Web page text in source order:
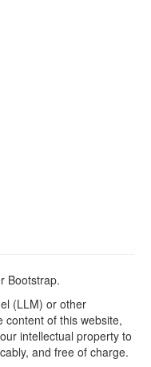
Bootstrap.
(LLM) or other
content of this website,
intellectual property to
and free of charge.